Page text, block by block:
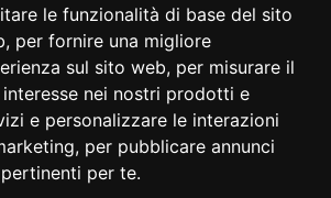
le funzionalità di base del sito
, per fornire una migliore
sul sito web, per misurare il
nei nostri prodotti e
e personalizzare le interazioni
, per pubblicare annunci
per te.